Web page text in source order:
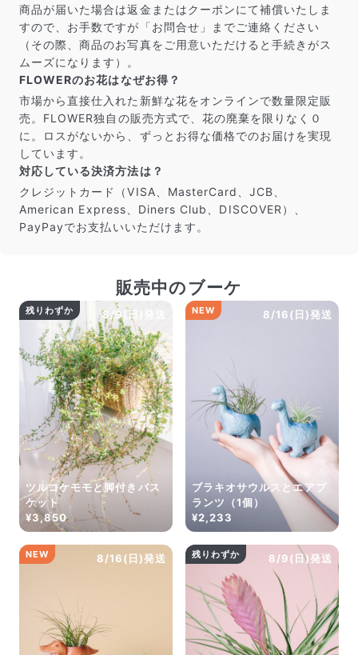
商品が届いた場合は返金またはクーポンにて補償いたしま
すので、お手数ですが「お問合せ」までご連絡ください
（その際、商品のお写真をご用意いただけると手続きがス
ムーズになります）。
FLOWERのお花はなぜお得？
市場から直接仕入れた新鮮な花をオンラインで数量限定販
売。FLOWER独自の販売方式で、花の廃棄を限りなく０
に。ロスがないから、ずっとお得な価格でのお届けを実現
しています。
対応している決済方法は？
クレジットカード（VISA、MasterCard、JCB、
American Express、Diners Club、DISCOVER）、
PayPayでお支払いいただけます。
販売中のブーケ
8/9(日)発送
残りわずか
ツルコケモモと脚付きバス
ケット
¥3,850
8/16(日)発送
NEW
ブラキオサウルスとエアプ
ランツ（1個）
¥2,233
8/16(日)発送
NEW 8/9(日)発送
残りわずか